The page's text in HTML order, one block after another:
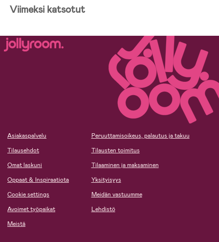
Viimeksi katsotut
Asiakaspalvelu
Tilausehdot
Omat laskuni
Oppaat & Inspiraatiota
Cookie settings
Avoimet työpaikat
Meistä
Peruuttamisoikeus, palautus ja takuu
Tilausten toimitus
Tilaaminen ja maksaminen
Yksityisyys
Meidän vastuumme
Lehdistö